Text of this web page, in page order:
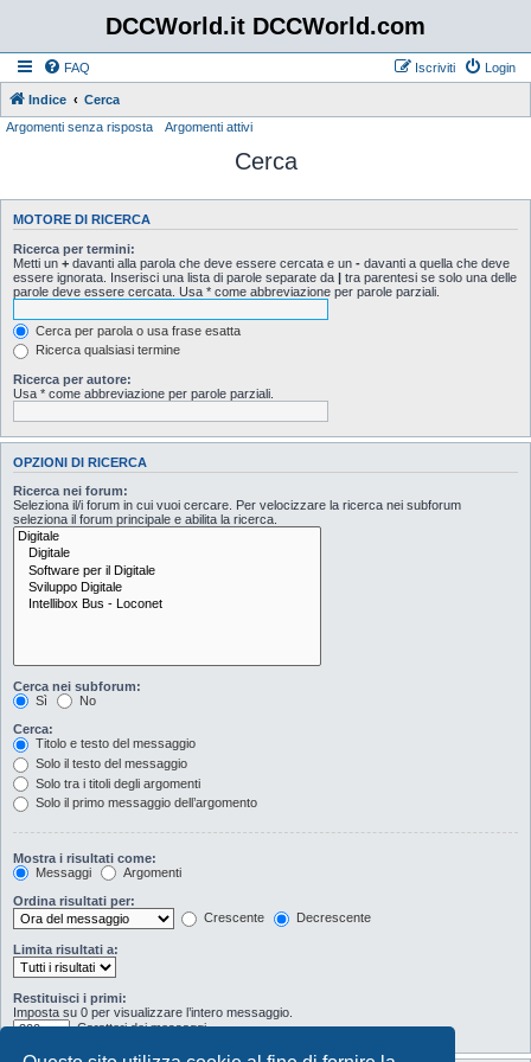
DCCWorld.it DCCWorld.com
FAQ Login
Iscriviti
Indice
Cerca
Argomenti senza risposta
Argomenti attivi
Cerca
MOTORE DI RICERCA
Ricerca per termini:
Metti un + davanti alla parola che deve essere cercata e un - davanti a quella che deve
essere ignorata. Inserisci una lista di parole separate da | tra parentesi se solo una delle
parole deve essere cercata. Usa * come abbreviazione per parole parziali.
Cerca per parola o usa frase esatta
Ricerca qualsiasi termine
Ricerca per autore:
Usa * come abbreviazione per parole parziali.
OPZIONI DI RICERCA
Ricerca nei forum:
Seleziona il/i forum in cui vuoi cercare. Per velocizzare la ricerca nei subforum
seleziona il forum principale e abilita la ricerca.
Cerca nei subforum:
Sì
No
Cerca:
Titolo e testo del messaggio
Solo il testo del messaggio
Solo tra i titoli degli argomenti
Solo il primo messaggio dell’argomento
Mostra i risultati come:
Messaggi
Argomenti
Ordina risultati per:
Crescente
Decrescente
Limita risultati a:
Restituisci i primi:
Imposta su 0 per visualizzare l’intero messaggio.
Caratteri dei messaggi